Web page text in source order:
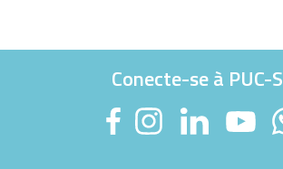
Conecte-se à PUC-